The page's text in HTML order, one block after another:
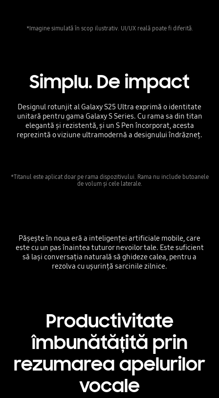
*Imagine simulată în scop ilustrativ. UI/UX reală poate fi diferită.
Simplu. De impact
Designul rotunjit al Galaxy S25 Ultra exprimă o identitate
unitară pentru gama Galaxy S Series. Cu rama sa din titan
elegantă și rezistentă, și un S Pen încorporat, acesta
reprezintă o viziune ultramodernă a designului îndrăzneț.
*Titanul este aplicat doar pe rama dispozitivului. Rama nu include butoanele
de volum și cele laterale.
Pășește în noua eră a inteligenței artificiale mobile, care
este cu un pas înaintea tuturor nevoilor tale. Este suficient
să lași conversația naturală să ghideze calea, pentru a
rezolva cu ușurință sarcinile zilnice.
Productivitate
îmbunătățită prin
rezumarea apelurilor
vocale